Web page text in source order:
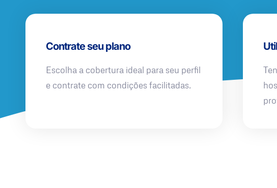
Contrate seu plano
Escolha a cobertura ideal para seu perfil
e contrate com condições facilitadas.